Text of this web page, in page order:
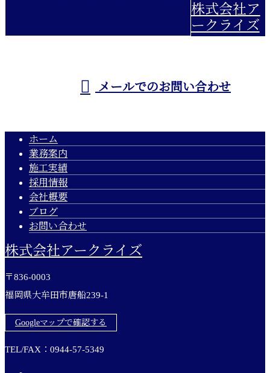
メールでのお問い合わせ
株式会社ア
ークライズ
ホーム
業務案内
施工実績
採用情報
会社概要
ブログ
お問い合わせ
株式会社アークライズ
〒836-0003
福岡県大牟田市唐船239-1
Googleマップで確認する
TEL/FAX：0944-57-5349